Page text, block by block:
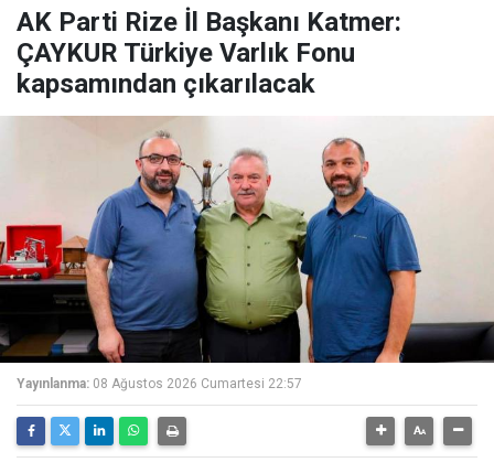
AK Parti Rize İl Başkanı Katmer:
ÇAYKUR Türkiye Varlık Fonu
kapsamından çıkarılacak
Yayınlanma: 08 Ağustos 2026 Cumartesi 22:57